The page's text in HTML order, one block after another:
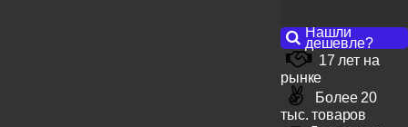
Нашли
дешевле?
17 лет на
рынке
Более 20
тыс. товаров